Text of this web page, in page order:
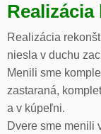
Realizácia
niesla v duchu
Menili sme
zastaraná,
a v kúpeľni.
Dvere sme menili